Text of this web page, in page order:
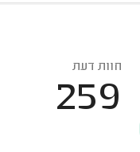
חוות דעת
259